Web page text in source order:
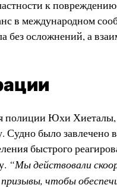
к
в международном
без осложнений, а
полиции Юхи
Судно было завлечено
быстрого
“Мы действовали
призывы, чтобы